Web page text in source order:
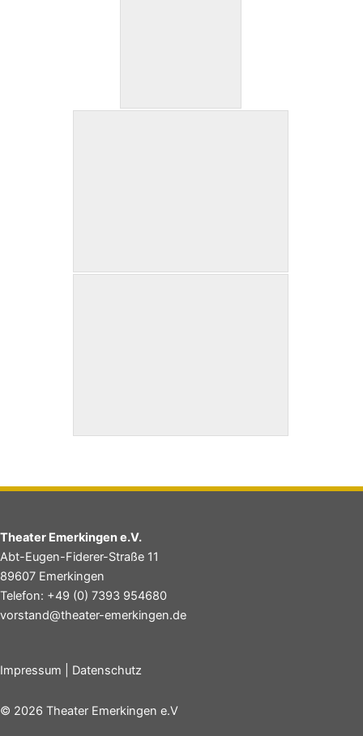
Theater Emerkingen e.V.
Abt-Eugen-Fiderer-Straße 11
89607 Emerkingen
Telefon: +49 (0) 7393 954680
vorstand@theater-emerkingen.de
Impressum Datenschutz
© 2026 Theater Emerkingen e.V